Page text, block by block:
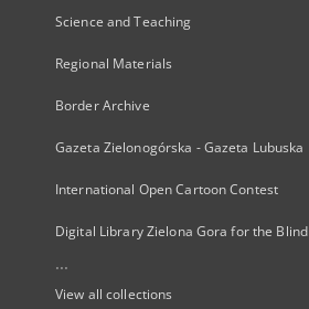
Science and Teaching
Regional Materials
Border Archive
Gazeta Zielonogórska - Gazeta Lubuska
International Open Cartoon Contest
Digital Library Zielona Gora for the Blind
...
View all collections